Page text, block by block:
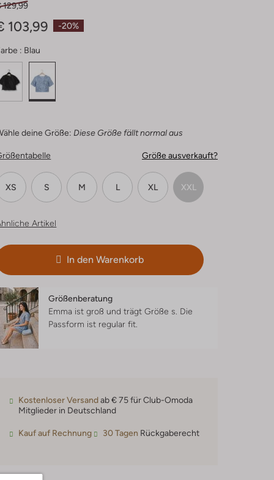
-20%
129,99
103,99
: Blau
deine Größe: Diese Größe fällt normal aus
Größe ausverkauft?
XS S M L XL XXL
Artikel
In den Warenkorb
Größenberatung
Emma ist groß und trägt Größe s. Die
Passform ist regular fit
Kostenloser Versandab € 75 für Club-Omoda
Mitglieder in Deutschland
Kauf auf Rechnung 30 Tagen Rückgaberecht